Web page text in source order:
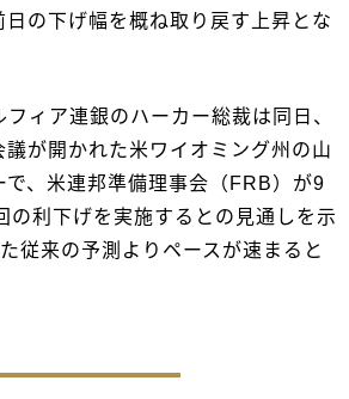
日の下げ幅を概ね取り戻す上昇とな
ィア連銀のハーカー総裁は同日、
議が開かれた米ワイオミング州の山
で、米連邦準備理事会（FRB）が9
の利下げを実施するとの見通しを示
従来の予測よりペースが速まると